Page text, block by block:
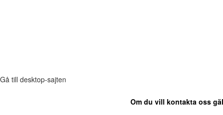
Gå till desktop-sajten
Om du vill kontakta oss